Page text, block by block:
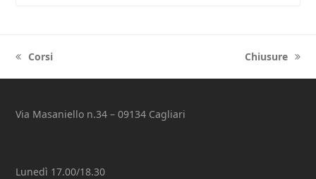
previous
post:
Corsi
next
post:
Chiusure
Via Masaniello n.34 – 09134 Cagliari
Lunedì 17.00/18.30